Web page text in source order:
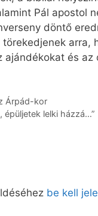
Pál apostol
döntő
arra,
ajándékokat és az
Árpád-kor
épüljetek lelki házzá…”
be kell